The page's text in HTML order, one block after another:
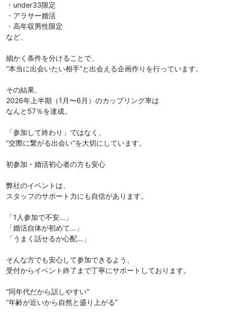
・under33限定
・アラサー婚活
・高年収男性限定
など、
細かく条件を分けることで、
“本当に出会いたい相手”と出会える企画作りを行っています。
その結果、
2026年上半期（1月〜6月）のカップリング率は
なんと57％を達成。
「参加して終わり」ではなく、
“交際に繋がる出会い”を大切にしています。
初参加・婚活初心者の方も安心
弊社のイベントは、
スタッフのサポート力にも自信があります。
「1人参加で不安…」
「婚活自体が初めて…」
「うまく話せるか心配…」
そんな方でも安心して参加できるよう、
受付からイベント終了まで丁寧にサポートしております。
“同年代だから話しやすい”
“年齢が近いから自然と盛り上がる”